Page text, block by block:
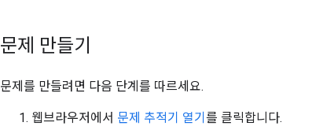
문제 만들기
문제를 만들려면 다음 단계를 따르세요.
웹브라우저에서 문제 추적기 열기 를 클릭합니다.